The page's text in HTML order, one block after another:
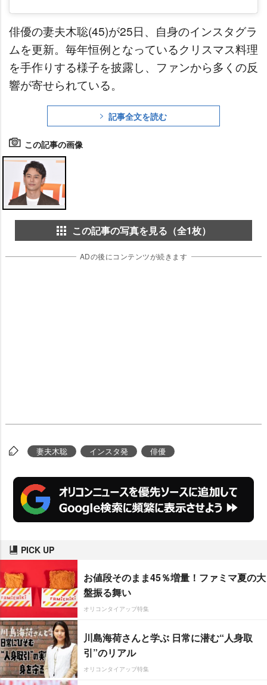
俳優の妻夫木聡(45)が25日、自身のインスタグラ
ムを更新。毎年恒例となっているクリスマス料理
を手作りする様子を披露し、ファンから多くの反
響が寄せられている。
記事全文を読む
この記事の画像
この記事の写真を見る（全1枚）
ADの後にコンテンツが続きます
妻夫木聡 インスタ発 俳優
PICK UP
お値段そのまま45％増量！ファミマ夏の大
盤振る舞い
オリコンタイアップ特集
川島海荷さんと学ぶ 日常に潜む“人身取
引”のリアル
オリコンタイアップ特集